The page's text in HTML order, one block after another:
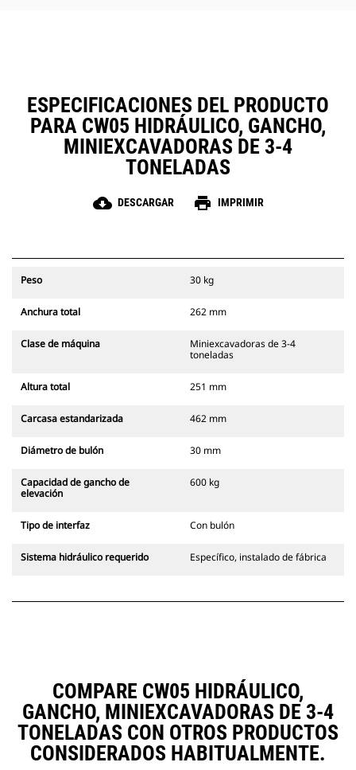
ESPECIFICACIONES DEL PRODUCTO
PARA CW05 HIDRÁULICO, GANCHO,
MINIEXCAVADORAS DE 3-4
TONELADAS
cloud_download DESCARGAR print IMPRIMIR
Peso 30 kg
Anchura total 262 mm
Clase de máquina
Miniexcavadoras de 3-4
toneladas
Altura total 251 mm
Carcasa estandarizada 462 mm
Diámetro de bulón 30 mm
Capacidad de gancho de
elevación
600 kg
Tipo de interfaz Con bulón
Sistema hidráulico requerido Específico, instalado de fábrica
COMPARE CW05 HIDRÁULICO,
GANCHO, MINIEXCAVADORAS DE 3-4
TONELADAS CON OTROS PRODUCTOS
CONSIDERADOS HABITUALMENTE.